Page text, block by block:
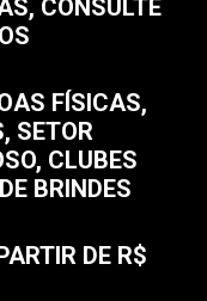
CONSULTE
FÍSICAS,
SETOR
CLUBES
BRINDES
DE R$